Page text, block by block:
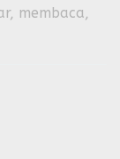
membaca,